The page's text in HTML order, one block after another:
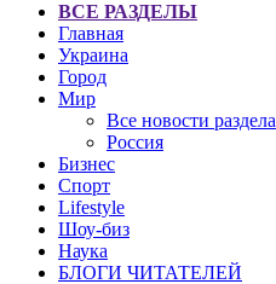
ВСЕ РАЗДЕЛЫ
Главная
Украина
Город
Мир
Все новости раздела
Россия
Бизнес
Спорт
Lifestyle
Шоу-биз
Наука
БЛОГИ ЧИТАТЕЛЕЙ